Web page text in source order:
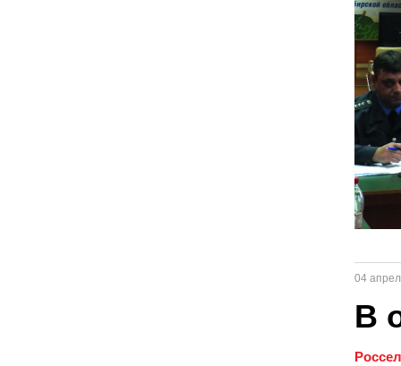
04
В